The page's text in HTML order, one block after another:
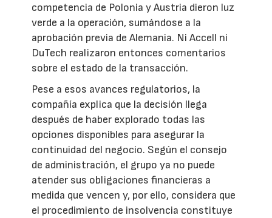
competencia de Polonia y Austria dieron luz
verde a la operación, sumándose a la
aprobación previa de Alemania. Ni Accell ni
DuTech realizaron entonces comentarios
sobre el estado de la transacción.
Pese a esos avances regulatorios, la
compañía explica que la decisión llega
después de haber explorado todas las
opciones disponibles para asegurar la
continuidad del negocio. Según el consejo
de administración, el grupo ya no puede
atender sus obligaciones financieras a
medida que vencen y, por ello, considera que
el procedimiento de insolvencia constituye